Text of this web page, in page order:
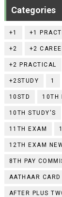
Categories
+1 +1
+2 +2
+2 PRACTICAL
+2STUDY 1
10STD 10TH
10TH STUDY'S
11TH EXAM
12TH EXAM
8TH PAY
AATHAAR CARD
AFTER PLUS